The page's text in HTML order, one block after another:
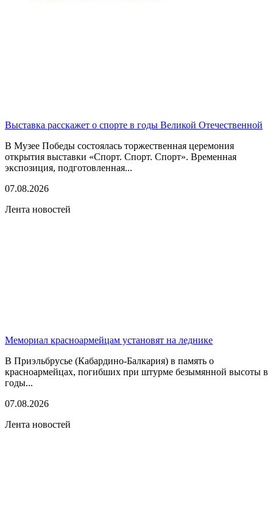
Выставка расскажет о спорте в годы Великой Отечественной
В Музее Победы состоялась торжественная церемония
открытия выставки «Спорт. Спорт. Спорт». Временная
экспозиция, подготовленная...
07.08.2026
Лента новостей
Мемориал красноармейцам установят на леднике
В Приэльбрусье (Кабардино-Балкария) в память о
красноармейцах, погибших при штурме безымянной высоты в
годы...
07.08.2026
Лента новостей